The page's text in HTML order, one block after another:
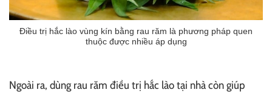
Điều trị hắc lào vùng kín bằng rau răm là phương pháp quen
thuộc được nhiều áp dụng
Ngoài ra, dùng rau răm điều trị hắc lào tại nhà còn giúp